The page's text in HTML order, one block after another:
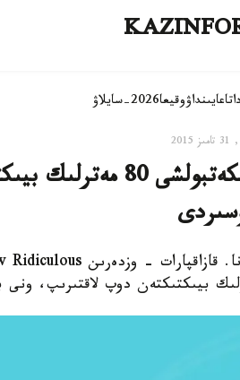
تاعايىنداۋوقيعا2026-سايلاۋ
باسكەتبولشى 80
بيىكتىكتەن دوپ لاقتىرىپ، ونى